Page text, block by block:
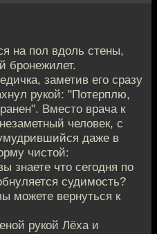
на пол вдоль стены,
бронежилет.
заметив его сразу
рукой: "Потерплю,
Вместо врача к
человек, с
даже в
чистой:
знаете что сегодня по
судимость?
можете вернуться к
рукой Лёха и